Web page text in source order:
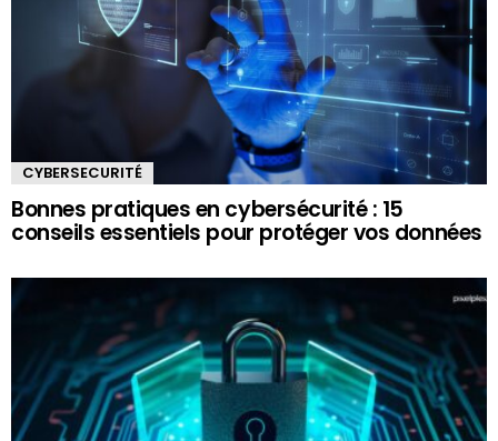
CYBERSECURITÉ
Bonnes pratiques en cybersécurité : 15
conseils essentiels pour protéger vos données